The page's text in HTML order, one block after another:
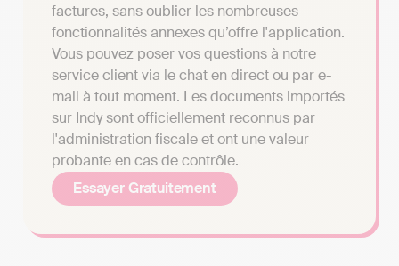
factures, sans oublier les nombreuses
fonctionnalités annexes qu’offre l'application.
Vous pouvez poser vos questions à notre
service client via le chat en direct ou par e-
mail à tout moment. Les documents importés
sur Indy sont officiellement reconnus par
l'administration fiscale et ont une valeur
probante en cas de contrôle.
Essayer Gratuitement